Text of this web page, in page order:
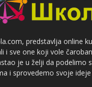
predstavlja online
i sve one koji vole
je u želji da podelimo
i sprovedemo svoje ideje